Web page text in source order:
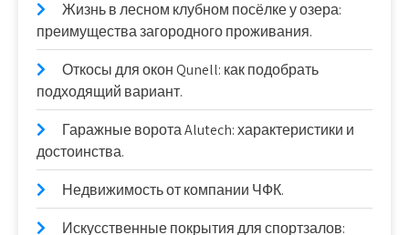
Жизнь в лесном клубном посёлке у озера:
преимущества загородного проживания.
Откосы для окон Qunell: как подобрать
подходящий вариант.
Гаражные ворота Alutech: характеристики и
достоинства.
Недвижимость от компании ЧФК.
Искусственные покрытия для спортзалов: